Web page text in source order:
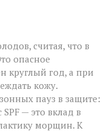
считая, что в
опасное
круглый год, а при
кожу.
пауз в защите:
— это вклад в
морщин. К